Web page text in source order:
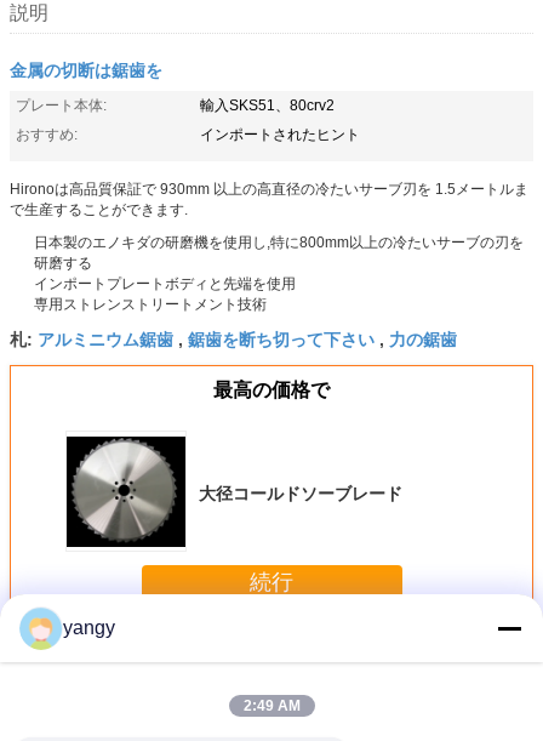
説明
金属の切断は鋸歯を
プレート本体:
輸入SKS51、80crv2
おすすめ:
インポートされたヒント
Hironoは高品質保証で 930mm 以上の高直径の冷たいサーブ刃を 1.5メートルま
で生産することができます.
日本製のエノキダの研磨機を使用し,特に800mm以上の冷たいサーブの刃を
研磨する
インポートプレートボディと先端を使用
専用ストレンストリートメント技術
札: アルミニウム鋸歯 , 鋸歯を断ち切って下さい , 力の鋸歯
最高の価格で
大径コールドソーブレード
続行
多く金属の切断は鋸歯を
yangy
2:49 AM